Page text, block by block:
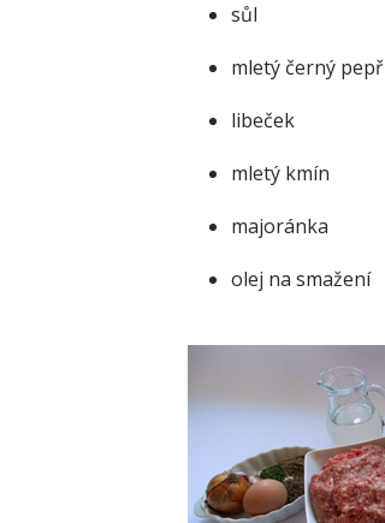
sůl
mletý černý pepř
libeček
mletý kmín
majoránka
olej na smažení